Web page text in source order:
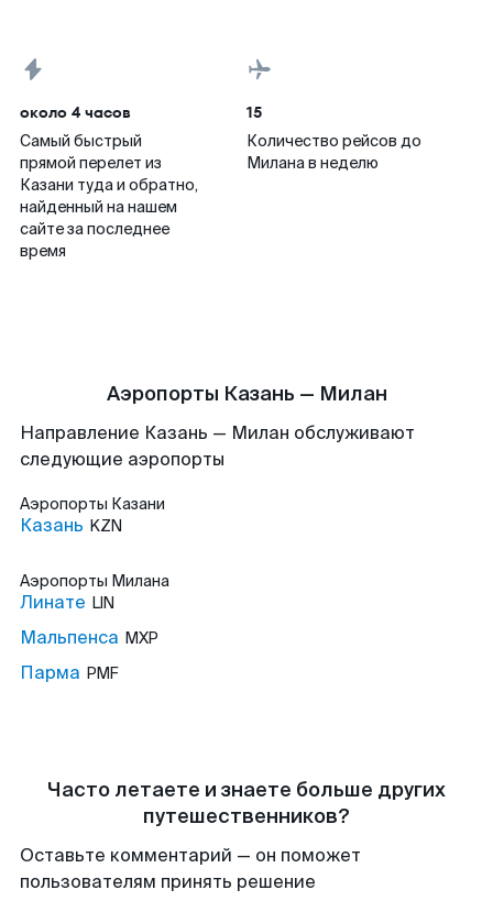
около 4 часов
Самый быстрый
прямой перелет из
Казани туда и обратно,
найденный на нашем
сайте за последнее
время
15
Количество рейсов до
Милана в неделю
Аэропорты Казань — Милан
Направление Казань — Милан обслуживают
следующие аэропорты
Аэропорты Казани
Казань KZN
Аэропорты Милана
Линате LIN
Мальпенса MXP
Парма PMF
Часто летаете и знаете больше других
путешественников?
Оставьте комментарий — он поможет
пользователям принять решение